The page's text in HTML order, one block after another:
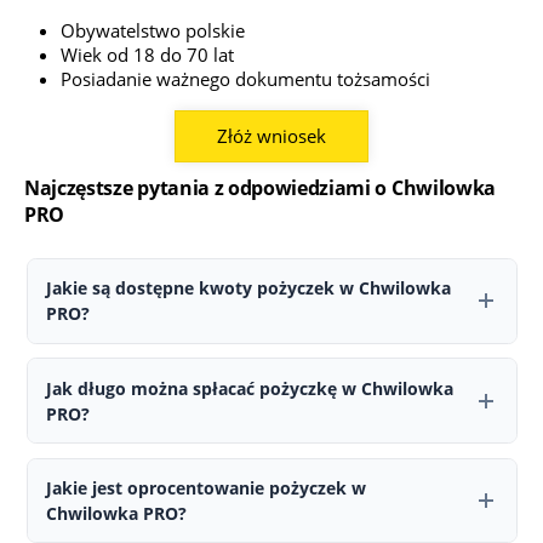
Obywatelstwo polskie
Wiek od 18 do 70 lat
Posiadanie ważnego dokumentu tożsamości
Złóż wniosek
Najczęstsze pytania z odpowiedziami o Chwilowka
PRO
Jakie są dostępne kwoty pożyczek w Chwilowka
PRO?
W Chwilowka PRO można ubiegać się o pożyczkę w przedziale od
100 do 20 000 zł. W przypadku nowych klientów przyznawana
kwota może być niższa.
Jak długo można spłacać pożyczkę w Chwilowka
PRO?
Okres spłaty wynosi od 2 do 12 miesięcy. Pierwsza pożyczka
zazwyczaj nie jest udzielana na maksymalny możliwy czas.
Jakie jest oprocentowanie pożyczek w
Chwilowka PRO?